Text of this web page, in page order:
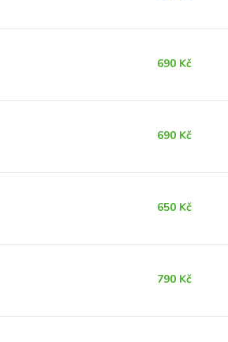
690 Kč
690 Kč
650 Kč
790 Kč